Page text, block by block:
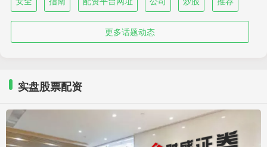
更多话题动态
实盘股票配资